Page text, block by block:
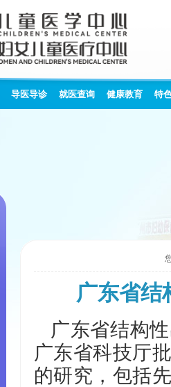
导医导诊 就医查询 健康教育 特
广东省结
广东省结构
广东省科技厅
的研究，包括